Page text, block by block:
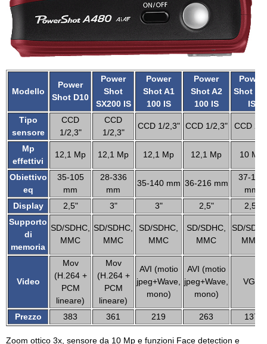
Modello
Power
Shot D10
Power
Shot
SX200 IS
Power
Shot A1
100 IS
Power
Shot A2
100 IS
Power
Shot
IS
Tipo
sensore
CCD
1/2,3"
CCD
1/2,3"
CCD 1/2,3" CCD 1/2,3" CCD 2/
Mp
effettivi
12,1 Mp 12,1 Mp 12,1 Mp 12,1 Mp 10 Mp
Obiettivo
eq
35-105
mm
28-336
mm
35-140 mm 36-216 mm
37-112
mm
Display
2,5" 3" 3" 2,5"
2,5"
Supporto
di
memoria
SD/SDHC,
MMC
SD/SDHC,
MMC
SD/SDHC,
MMC
SD/SDHC,
MMC
SD/
MMC
Video
Mov
(H.264 +
PCM
lineare)
Mov
(H.264 +
PCM
lineare)
AVI (motio
jpeg+Wave,
mono)
AVI (motio
jpeg+Wave,
mono)
VGA
Prezzo 383 361 219 263 137
Zoom ottico 3x, sensore da 10 Mp e funzioni Face detection e